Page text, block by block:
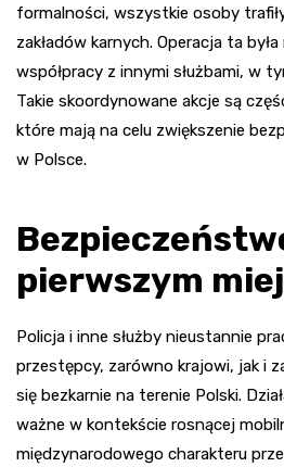
formalności, wszystkie osoby
zakładów karnych. Operacja ta
współpracy z innymi służbami, w
Takie skoordynowane akcje są
które mają na celu zwiększenie
w Polsce.
pierwszym
Policja i inne służby nieustannie
przestępcy, zarówno krajowi, jak i
się bezkarnie na terenie Polski.
ważne w kontekście rosnącej
międzynarodowego charakteru